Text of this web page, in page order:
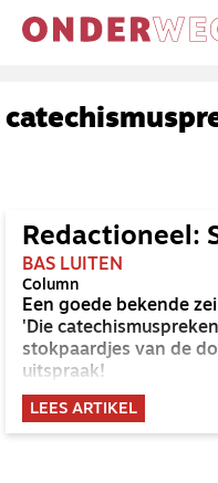
Redactioneel:
BAS LUITEN
Column
Een goede bekende
'Die
stokpaardjes van de
uitspraak!
LEES ARTIKEL